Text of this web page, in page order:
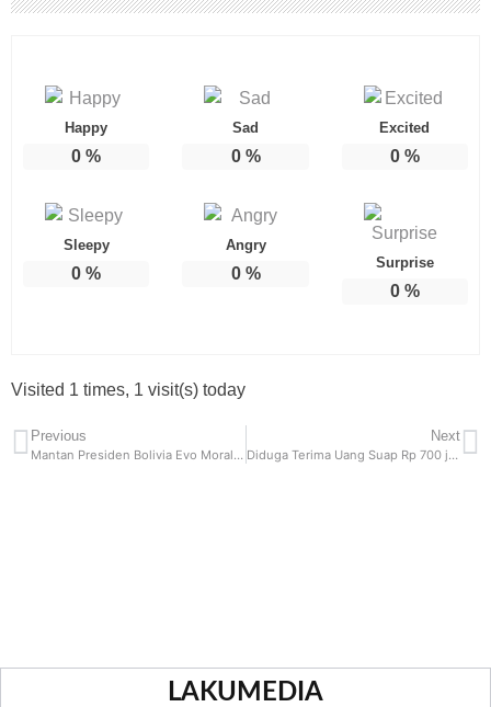
Happy
0 %
Sad
0%
Excited
0%
Sleepy
0 %
Angry
0%
Surprise
0%
Visited 1 times, 1 visit(s) today
Previous
Mantan Presiden Bolivia Evo Morales Mengalami Penembakan, Ada Bekas Peluru di Mobilnya
Next
Diduga Terima Uang Suap Rp 700 juta, Mentan Amran Copot Direktur Kementan
LAKUMEDIA